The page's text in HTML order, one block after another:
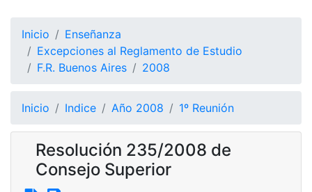
Inicio
Enseñanza
Excepciones al Reglamento de Estudio
F.R. Buenos Aires
2008
Inicio Indice Año 2008 1º Reunión
Resolución 235/2008 de
Consejo Superior